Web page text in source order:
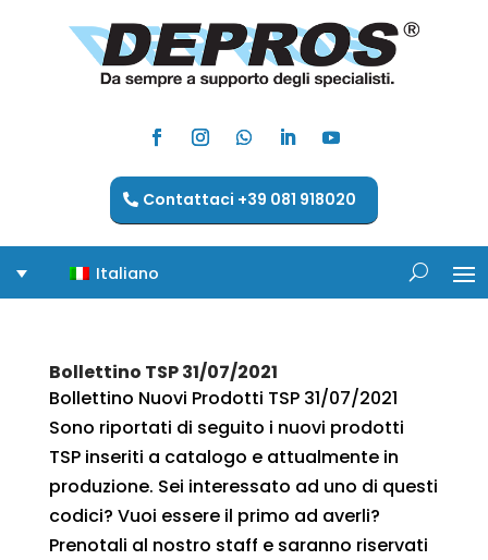
Contattaci +39 081 918020
Italiano
Bollettino TSP 31/07/2021
Bollettino Nuovi Prodotti TSP 31/07/2021
Sono riportati di seguito i nuovi prodotti
TSP inseriti a catalogo e attualmente in
produzione. Sei interessato ad uno di questi
codici? Vuoi essere il primo ad averli?
Prenotali al nostro staff e saranno riservati